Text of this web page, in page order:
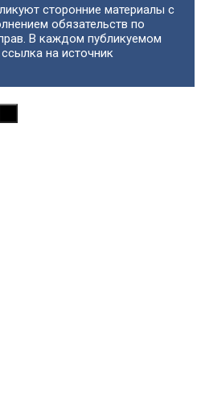
сторонние материалы с
обязательств по
В каждом публикуемом
на источник